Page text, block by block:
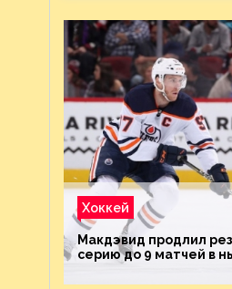
Хоккей
Макдэвид продлил
серию до 9 матчей в